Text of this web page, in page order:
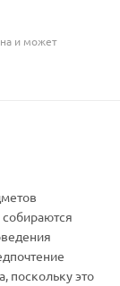
и может
поскольку это